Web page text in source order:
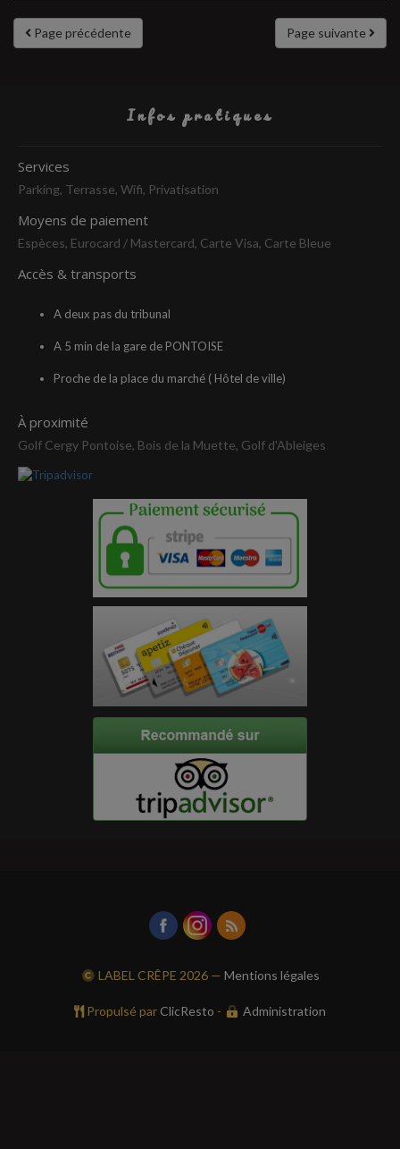
Page suivante
Page précédente
Infos pratiques
Services
Parking, Terrasse, Wifi, Privatisation
Moyens de paiement
Espèces, Eurocard / Mastercard, Carte Visa, Carte Bleue
Accès & transports
A deux pas du tribunal
A 5 min de la gare de PONTOISE
Proche de la place du marché ( Hôtel de ville)
À proximité
Golf Cergy Pontoise, Bois de la Muette, Golf d'Ableiges
LABEL CRÊPE 2026 —Mentions légales
Propulsé par ClicResto - Administration